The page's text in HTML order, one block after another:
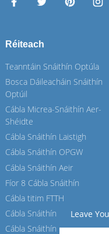
Réiteach
Teanntáin Snáithín Optúla
Bosca Dáileacháin Snáithín
Optúil
Cábla Micrea-Snáithín Aer-
Shéidte
Cábla Snáithín Laistigh
Cábla Snáithín OPGW
Cábla Snáithín Aeir
Fíor 8 Cábla Snáithín
Cábla titim FTTH
Cábla Snáithín ASU
Cábla Snáithín ADSS
Leave